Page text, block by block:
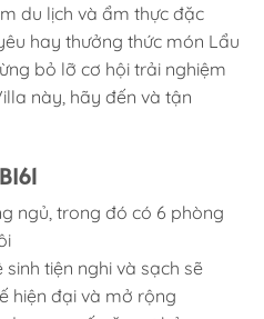
du lịch và ẩm thực đặc
hay thưởng thức món Lẩu
bỏ lỡ cơ hội trải nghiệm
này, hãy đến và tận
ngủ, trong đó có 6 phòng
tiện nghi và sạch sẽ
hiện đại và mở rộng